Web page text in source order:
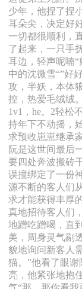
少年，他捏了捏
耳朵尖，决定好
一切都很顺利，
了起来，一只手
耳边，轻声呢喃
中的沈微雪“”好
攻，半妖，本体
控，热爱毛绒绒
1v1，he。2轻松
持年下不动摇，
求预收崽崽继承
阮是这世间最后
要四处奔波搬砖
误撞绑定了一份
源不断的客人们
求才能获得丰厚
真地招待客人们
地蹭吃蹭喝，直
美，周身灵气剔
貌地询问新客人
猫。”他看了眼
亮，他紧张地抱